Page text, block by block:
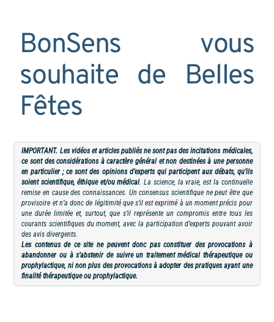
BonSens vous
souhaite de Belles
Fêtes
IMPORTANT. Les vidéos et articles publiés ne sont pas des incitations médicales,
ce sont des considérations à caractère général et non destinées à une personne
en particulier ; ce sont des opinions d’experts qui participent aux débats, qu’ils
soient scientifique, éthique et/ou médical. La science, la vraie, est la continuelle
remise en cause des connaissances. Un consensus scientifique ne peut être que
provisoire et n’a donc de légitimité que s’il est exprimé à un moment précis pour
une durée limitée et, surtout, que s’il représente un compromis entre tous les
courants scientifiques du moment, avec la participation d’experts pouvant avoir
des avis divergents.
Les contenus de ce site ne peuvent donc pas constituer des provocations à
abandonner ou à s’abstenir de suivre un traitement médical thérapeutique ou
prophylactique, ni non plus des provocations à adopter des pratiques ayant une
finalité thérapeutique ou prophylactique.